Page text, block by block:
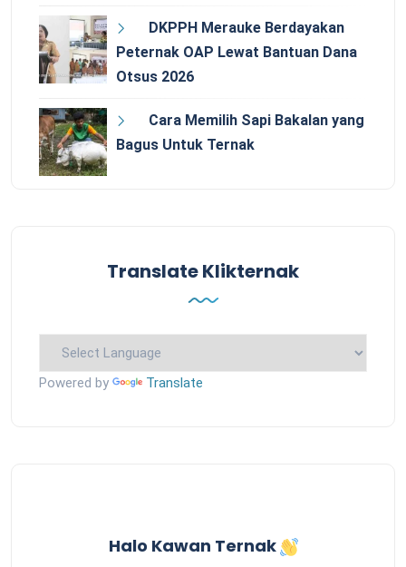
DKPPH Merauke Berdayakan
Peternak OAP Lewat Bantuan Dana
Otsus 2026
Cara Memilih Sapi Bakalan yang
Bagus Untuk Ternak
Translate Klikternak
Powered by Translate
Halo Kawan Ternak